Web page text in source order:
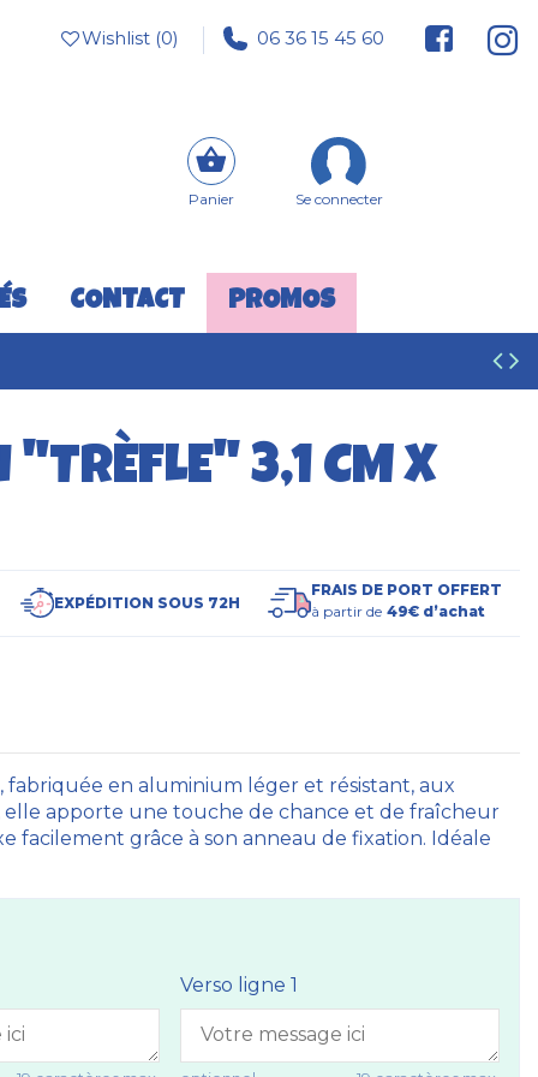
Wishlist (0) 06 36 15 45 60
Panier Se connecter
CONTACT PROMOS
"TRÈFLE" 3,1 CM X
EXPÉDITION SOUS 72H
FRAIS DE PORT OFFERT
à partir de 49€ d’achat
en aluminium léger et résistant, aux
elle apporte une touche de chance et de fraîcheur
facilement grâce à son anneau de fixation. Idéale
Verso ligne 1